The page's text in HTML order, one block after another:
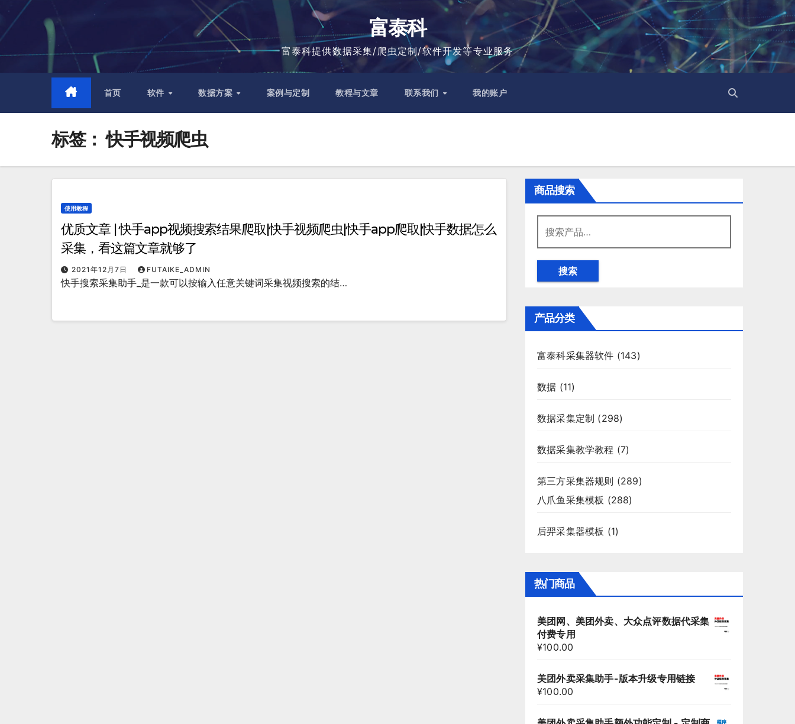
内
富泰科
富泰科提供数据采集/爬虫定制/软件开发等专业服务
首页 软件 数据方案 案例与定制 教程与文章 联系我们 我的账户
标签：快手视频爬虫
使用教程
优质文章 | 快手app视频搜索结果爬取|快手视频爬虫|快手app爬取|快手数据怎么
采集，看这篇文章就够了
2021年12月7日 FUTAIKE_ADMIN
快手搜索采集助手_是一款可以按输入任意关键词采集视频搜索的结…
商品搜索
索：
搜索
产品分类
富泰科采集器软件 (143)
数据 (11)
数据采集定制 (298)
数据采集教学教程 (7)
第三方采集器规则 (289)
八爪鱼采集模板 (288)
后羿采集器模板 (1)
热门商品
美团网、美团外卖、大众点评数据代采集
付费专用
¥100.00
美团外卖采集助手-版本升级专用链接
¥100.00